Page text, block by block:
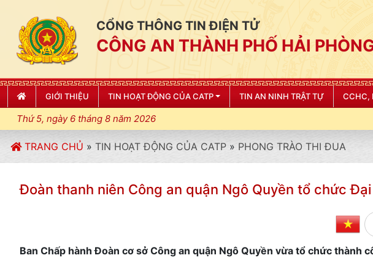
CỔNG THÔNG TIN ĐIỆN TỬ
CÔNG AN THÀNH PHỐ HẢI
GIỚI THIỆU TIN HOẠT ĐỘNG CỦA CATP TIN AN NINH TRẬT TỰ CCHC,
Thứ 5, ngày 6 tháng 8 năm 2026
TRANG CHỦ » TIN HOẠT ĐỘNG CỦA CATP » PHONG TRÀO THI ĐUA
Đoàn thanh niên Công an quận Ngô Quyền tổ chức
Ban Chấp hành Đoàn cơ sở Công an quận Ngô Quyền vừa tổ chức thành